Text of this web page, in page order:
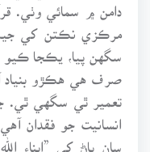
دامن ۾ سمائي وٺي.
مرڪزي نڪتن کي
سگهن پيا، يڪجا
صرف هي هڪڙو بنياد
تعمير ٿي سگهي ٿي.
انسانيت جو فقدان
سان پاڻ کي ”ابناء